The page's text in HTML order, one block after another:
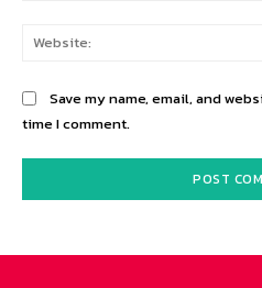
Save my name, email, and
time I comment.